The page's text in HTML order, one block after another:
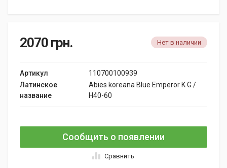
2070 грн. Нет в наличии
Артикул
110700100939
Латинское
название
Abies koreana Blue Emperor K G /
H40-60
Сообщить о появлении
Сравнить